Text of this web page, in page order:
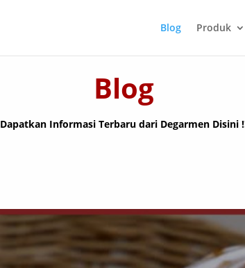
Blog Produk
Blog
Dapatkan Informasi Terbaru dari Degarmen Disini